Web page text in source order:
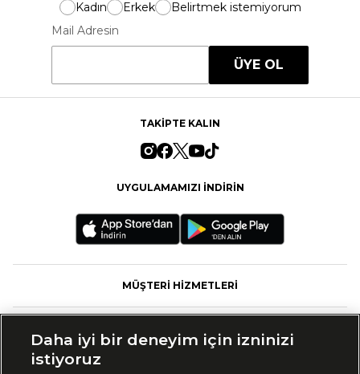
Kadın Erkek
Belirtmek istemiyorum
Mail Adresin
ÜYE OL
TAKİPTE KALIN
UYGULAMAMIZI İNDİRİN
MÜŞTERİ HİZMETLERİ
Daha iyi bir deneyim için izninizi
istiyoruz